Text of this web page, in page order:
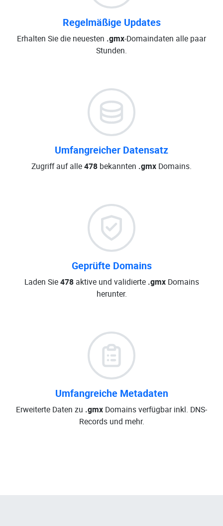
Regelmäßige Updates
Erhalten Sie die neuesten .gmx-Domaindaten alle paar
Stunden.
Umfangreicher Datensatz
Zugriff auf alle478 bekannten .gmx Domains.
Geprüfte Domains
Laden Sie478aktive und validierte .gmxDomains
herunter.
Umfangreiche Metadaten
Erweiterte Daten zu .gmx Domains verfügbar inkl. DNS-
Records und mehr.